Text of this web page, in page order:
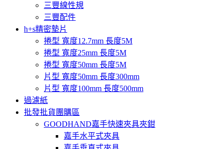
三豐線性規
三豐配件
h+s精密墊片
捲型 寬度12.7mm 長度5M
捲型 寬度25mm 長度5M
捲型 寬度50mm 長度5M
片型 寬度50mm 長度300mm
片型 寬度100mm 長度500mm
過濾紙
批發批貨團購區
GOODHAND嘉手快速夾具夾鉗
嘉手水平式夾具